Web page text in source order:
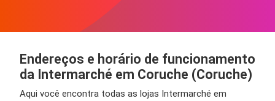
Endereços e horário de funcionamento
da Intermarché em Coruche (Coruche)
Aqui você encontra todas as lojas Intermarché em